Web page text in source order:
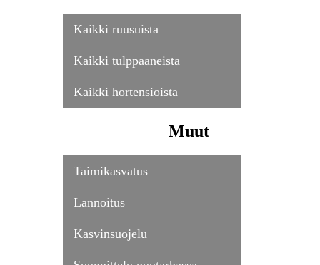
Kaikki ruusuista
Kaikki tulppaaneista
Kaikki hortensioista
Muut
Taimikasvatus
Lannoitus
Kasvinsuojelu